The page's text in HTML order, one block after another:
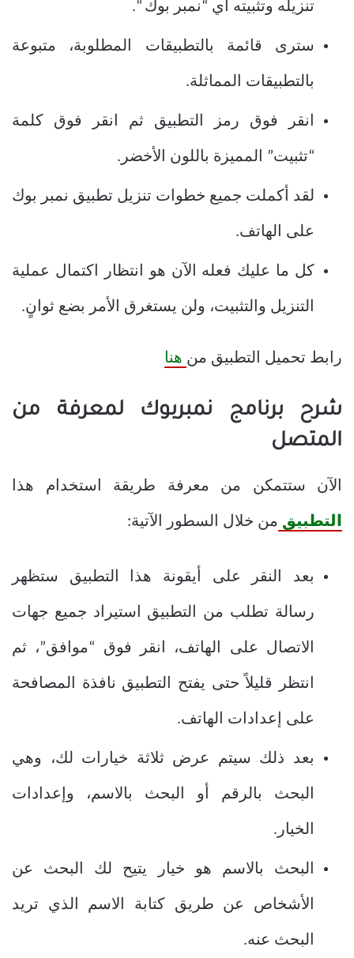
تنزيله وتثبيته أي “نمبر بوك “.
سترى قائمة بالتطبيقات المطلوبة، متبوعة
بالتطبيقات المماثلة.
انقر فوق رمز التطبيق ثم انقر فوق كلمة
“تثبيت” المميزة باللون الأخضر.
لقد أكملت جميع خطوات تنزيل تطبيق نمبر بوك
على الهاتف.
كل ما عليك فعله الآن هو انتظار اكتمال عملية
التنزيل والتثبيت، ولن يستغرق الأمر بضع ثوانٍ.
رابط تحميل التطبيق من هنا
شرح برنامج نمبربوك لمعرفة من
المتصل
الآن ستتمكن من معرفة طريقة استخدام هذا
التطبيق من خلال السطور الآتية:
بعد النقر على أيقونة هذا التطبيق ستظهر
رسالة تطلب من التطبيق استيراد جميع جهات
الاتصال على الهاتف، انقر فوق “موافق”، ثم
انتظر قليلاً حتى يفتح التطبيق نافذة المصافحة
على إعدادات الهاتف.
بعد ذلك سيتم عرض ثلاثة خيارات لك، وهي
البحث بالرقم أو البحث بالاسم، وإعدادات
الخيار.
البحث بالاسم هو خيار يتيح لك البحث عن
الأشخاص عن طريق كتابة الاسم الذي تريد
البحث عنه.